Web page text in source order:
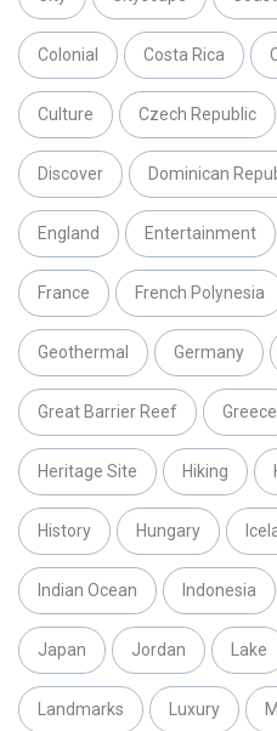
Colonial Costa Rica
Culture Czech Republic
Discover Dominican
England Entertainment
France French Polynesia
Geothermal Germany
Great Barrier Reef Greece
Heritage Site Hiking
History Hungary
Indian Ocean Indonesia
Japan Jordan Lake
Landmarks Luxury